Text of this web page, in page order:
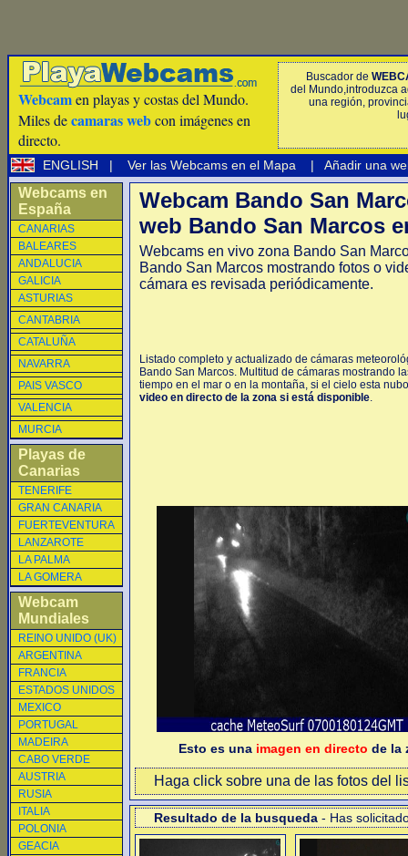
Webcamen playas y costas del Mundo.
Miles decamaras webcon imágenes en
directo.
Buscador de
del Mundo,introduzca
una región,
ENGLISH | Ver las Webcams en el Mapa | Añadir una
Webcams en
España
CANARIAS
BALEARES
ANDALUCIA
GALICIA
ASTURIAS
CANTABRIA
CATALUÑA
NAVARRA
PAIS VASCO
VALENCIA
MURCIA
Playas de
Canarias
TENERIFE
GRAN CANARIA
FUERTEVENTURA
LANZAROTE
LA PALMA
LA GOMERA
Webcam
Mundiales
REINO UNIDO (UK)
ARGENTINA
FRANCIA
ESTADOS UNIDOS
MEXICO
PORTUGAL
MADEIRA
CABO VERDE
AUSTRIA
RUSIA
ITALIA
POLONIA
GEACIA
Webcam Bando San
web Bando San Marcos
Webcams en vivo zona Bando San
Bando San Marcos mostrando fotos o
cámara es revisada periódicamente.
Listado completo y actualizado de cámaras
Bando San Marcos. Multitud de cámaras mostrando
tiempo en el mar o en la montaña, si el cielo esta
video en directo de la zona si está disponible.
Esto es una imagen en directo de la
Haga click sobre una de las fotos del
Resultado de la busqueda - Has